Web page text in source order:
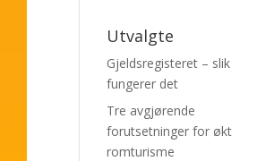
Utvalgte
Gjeldsregisteret – slik
fungerer det
Tre avgjørende
forutsetninger for økt
romturisme